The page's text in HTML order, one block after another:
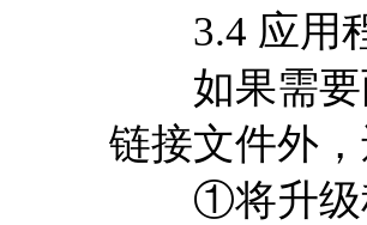
3.4 应用程
如果需要
链接文件外
①将升级程